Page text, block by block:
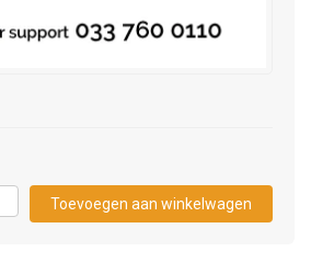
Toevoegen aan winkelwagen